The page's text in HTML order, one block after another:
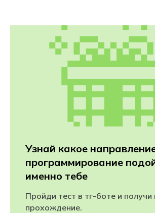
Узнай какое
программирование
именно тебе
Пройди тест в тг-боте и
прохождение.